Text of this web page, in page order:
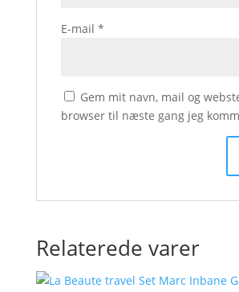
E-mail *
Gem mit navn, mail og
browser til næste gang jeg
Relaterede varer